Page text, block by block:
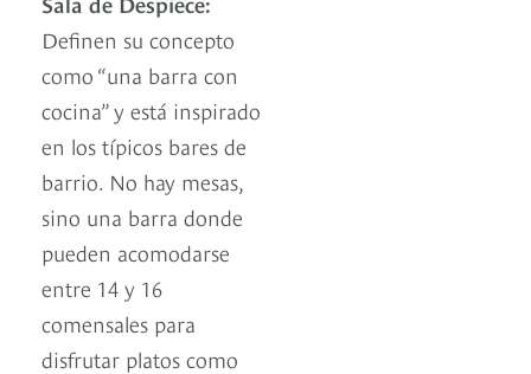
Definen su concepto
como “una barra con
cocina” y está inspirado
en los típicos bares de
barrio. No hay mesas,
sino una barra donde
pueden acomodarse
entre 14 y 16
comensales para
disfrutar platos como